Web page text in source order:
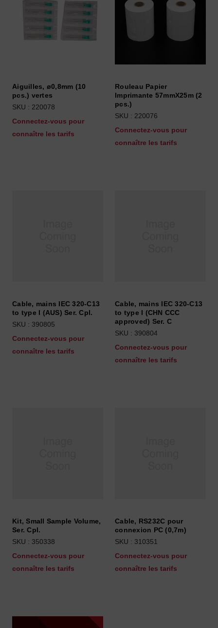
Aiguilles, ø0,8mm (10
pcs.) vertes
SKU : 220078
Connectez-vous pour
connaître les tarifs
Rouleau Papier
Imprimante 57mmX25m (2
pcs.)
SKU : 220076
Connectez-vous pour
connaître les tarifs
Cable, mains IEC 320-C13
to type I (AUS) Ser. Cpl.
SKU : 390805
Connectez-vous pour
connaître les tarifs
Cable, mains IEC 320-C13
to type I (CHN CCC
approved) Ser. C
SKU : 390804
Connectez-vous pour
connaître les tarifs
Kit, Small Sample Volume,
Ser. Cpl.
SKU : 350338
Connectez-vous pour
connaître les tarifs
Cable, RS232C pour
connexion PC (0,7m)
SKU : 310351
Connectez-vous pour
connaître les tarifs